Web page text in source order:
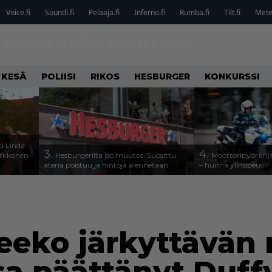
Voice.fi Soundi.fi Pelaaja.fi Inferno.fi Rumba.fi Tilt.fi
POLIISI RIKOS HESBURGER KONKURSSI
Linda
3. Hesburgerilta iso muutos: Suosittu
ateria poistuu ja hintoja alennetaan
4.
– huima ylinopeus
järkyttävän